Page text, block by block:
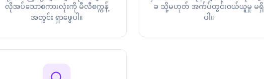
လိုအပ်သောစကားလုံးကို မီလီစက္ကန့်
အတွင်း ရှာဖွေပါ။
ခ သို့မဟုတ် အက်ပ်တွင်းဝယ်ယူမှု မရှိ
ပါ။